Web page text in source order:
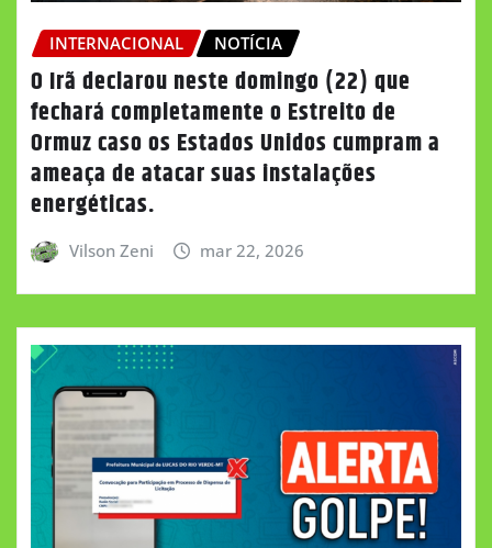
INTERNACIONAL NOTÍCIA
O Irã declarou neste domingo (22) que
fechará completamente o Estreito de
Ormuz caso os Estados Unidos cumpram a
ameaça de atacar suas instalações
energéticas.
Vilson Zeni mar 22, 2026